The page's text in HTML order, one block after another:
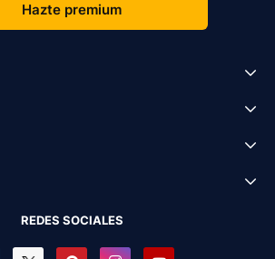
Hazte premium
REDES SOCIALES